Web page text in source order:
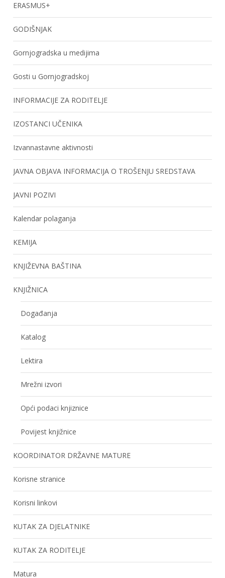
ERASMUS+
GODIŠNJAK
Gornjogradska u medijima
Gosti u Gornjogradskoj
INFORMACIJE ZA RODITELJE
IZOSTANCI UČENIKA
Izvannastavne aktivnosti
JAVNA OBJAVA INFORMACIJA O TROŠENJU SREDSTAVA
JAVNI POZIVI
Kalendar polaganja
KEMIJA
KNJIŽEVNA BAŠTINA
KNJIŽNICA
Događanja
Katalog
Lektira
Mrežni izvori
Opći podaci knjiznice
Povijest knjižnice
KOORDINATOR DRŽAVNE MATURE
Korisne stranice
Korisni linkovi
KUTAK ZA DJELATNIKE
KUTAK ZA RODITELJE
Matura